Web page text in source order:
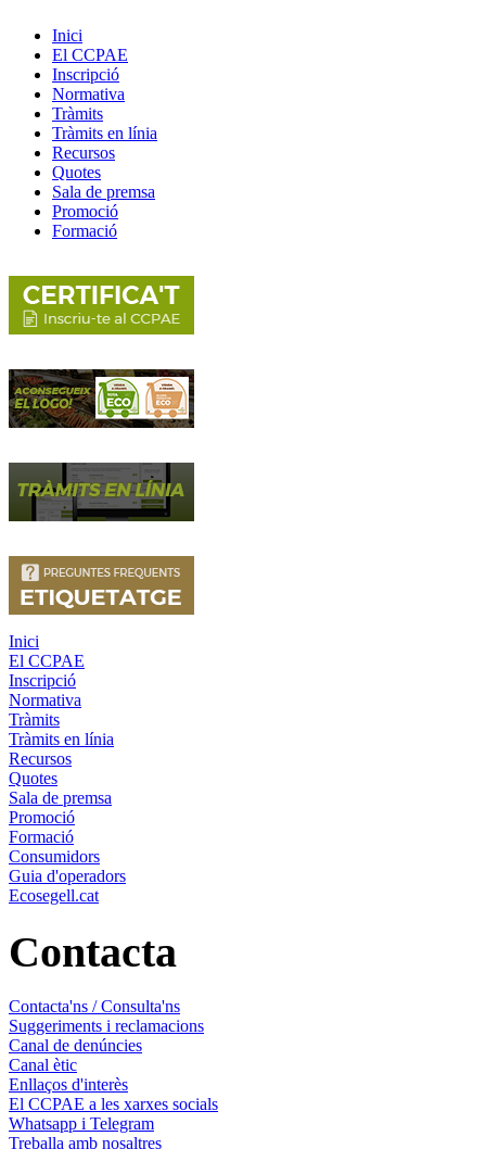
Inici
El CCPAE
Inscripció
Normativa
Tràmits
Tràmits en línia
Recursos
Quotes
Sala de premsa
Promoció
Formació
Inici
El CCPAE
Inscripció
Normativa
Tràmits
Tràmits en línia
Recursos
Quotes
Sala de premsa
Promoció
Formació
Consumidors
Guia d'operadors
Ecosegell.cat
Contacta
Contacta'ns / Consulta'ns
Suggeriments i reclamacions
Canal de denúncies
Canal ètic
Enllaços d'interès
El CCPAE a les xarxes socials
Whatsapp i Telegram
Treballa amb nosaltres